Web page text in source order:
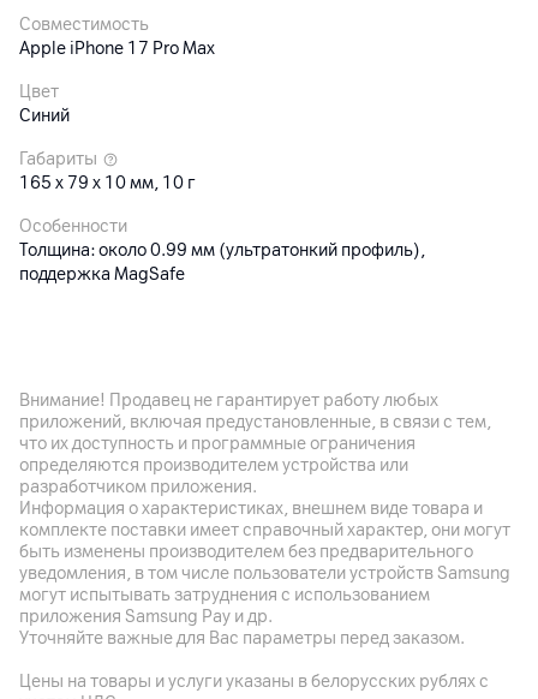
Совместимость
Apple iPhone 17 Pro Max
Цвет
Синий
Габариты
165 x 79 x 10 мм, 10 г
Особенности
Толщина: около 0.99 мм (ультратонкий профиль),
поддержка MagSafe
12мес.
Импортер
ООО "Палома-Сервис", 220020, Минск , пр. Победителей
100-2
Производитель
Shenzhen Lingyi Innovation TechnologyCo., Ltd., 518000 Китай
, Shenzhen , Bao'an Dist., Xixiang Blvd., Central Avenue Building,
Bldg. 12F Block C
чехол
Внимание! Продавец не гарантирует работу любых
приложений, включая предустановленные, в связи с тем,
что их доступность и программные ограничения
определяются производителем устройства или
разработчиком приложения.
Информация о характеристиках, внешнем виде товара и
комплекте поставки имеет справочный характер, они могут
быть изменены производителем без предварительного
уведомления, в том числе пользователи устройств Samsung
могут испытывать затруднения с использованием
приложения Samsung Pay и др.
Уточняйте важные для Вас параметры перед заказом.
Цены на товары и услуги указаны в белорусских рублях с